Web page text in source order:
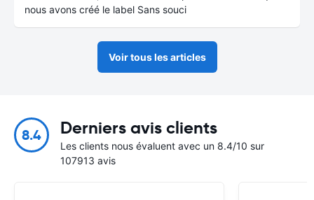
nous avons créé le label Sans souci
Voir tous les articles
8.4 Derniers avis clients
Les clients nous évaluent avec un 8.4/10 sur
107913 avis